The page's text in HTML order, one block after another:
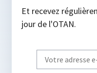
Et recevez
jour de l'OTAN.
Write
your